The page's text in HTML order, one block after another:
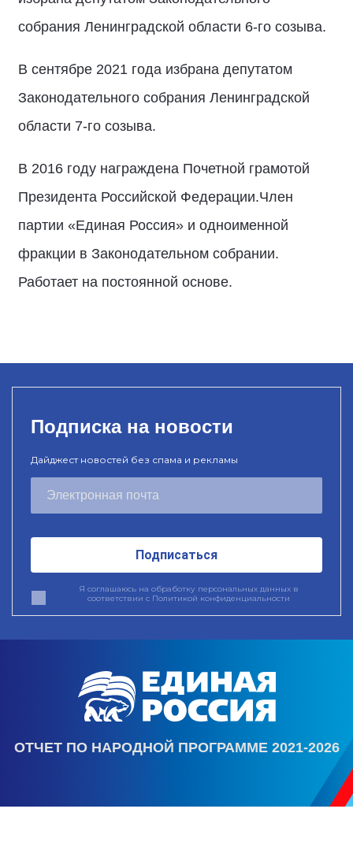
собрания Ленинградской области 6-го созыва.
В сентябре 2021 года избрана депутатом
Законодательного собрания Ленинградской
области 7-го созыва.
В 2016 году награждена Почетной грамотой
Президента Российской Федерации.Член
партии «Единая Россия» и одноименной
фракции в Законодательном собрании.
Работает на постоянной основе.
Подписка на новости
Дайджест новостей без спама и рекламы
Подписаться
Я соглашаюсь на обработку персональных данных в
соответствии с Политикой конфиденциальности
ОТЧЕТ ПО НАРОДНОЙ ПРОГРАММЕ 2021-2026